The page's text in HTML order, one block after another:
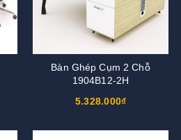
Bàn Ghép Cụm 2 Chỗ
1904B12-2H
5.328.000₫